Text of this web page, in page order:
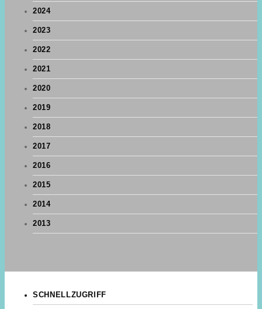
2024
2023
2022
2021
2020
2019
2018
2017
2016
2015
2014
2013
SCHNELLZUGRIFF